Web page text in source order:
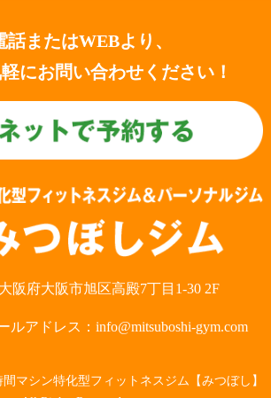
話またはWEBより、
にお問い合わせください！
阪府大阪市旭区高殿7丁目1-30 2F
ルアドレス：info@mitsuboshi-gym.com
間マシン特化型フィットネスジム【みつぼし】